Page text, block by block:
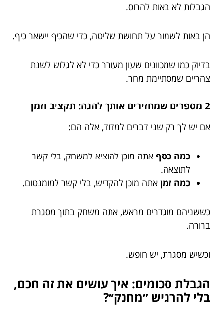
הגבלות לא באות להרוס.
הן באות לשמור על תחושת שליטה, כדי שהכיף יישאר כיף.
בדיוק כמו שמכוונים שעון מעורר כדי לא לגלוש לשנת
צהריים שמסתיימת מחר.
2 מספרים שמחזירים אותך להגה: תקציב וזמן
אם יש לך רק שני דברים למדוד, אלה הם:
כמה כסף אתה מוכן להוציא למשחק, בלי קשר
לתוצאה.
כמה זמן אתה מוכן להקדיש, בלי קשר למומנטום.
כששניהם מוגדרים מראש, אתה משחק בתוך מסגרת
ברורה.
וכשיש מסגרת, יש חופש.
הגבלת סכומים: איך עושים את זה חכם,
בלי להרגיש ״מחנק״?